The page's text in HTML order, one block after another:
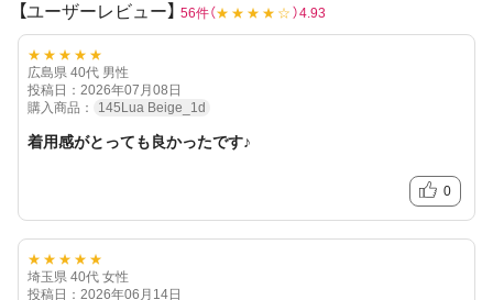
【ユーザーレビュー】 56件（★★★★☆ ）4.93
★★★★★
広島県 40代 男性
投稿日：2026年07月08日
購入商品：
145Lua Beige_1d
着用感がとっても良かったです♪
0
★★★★★
埼玉県 40代 女性
投稿日：2026年06月14日